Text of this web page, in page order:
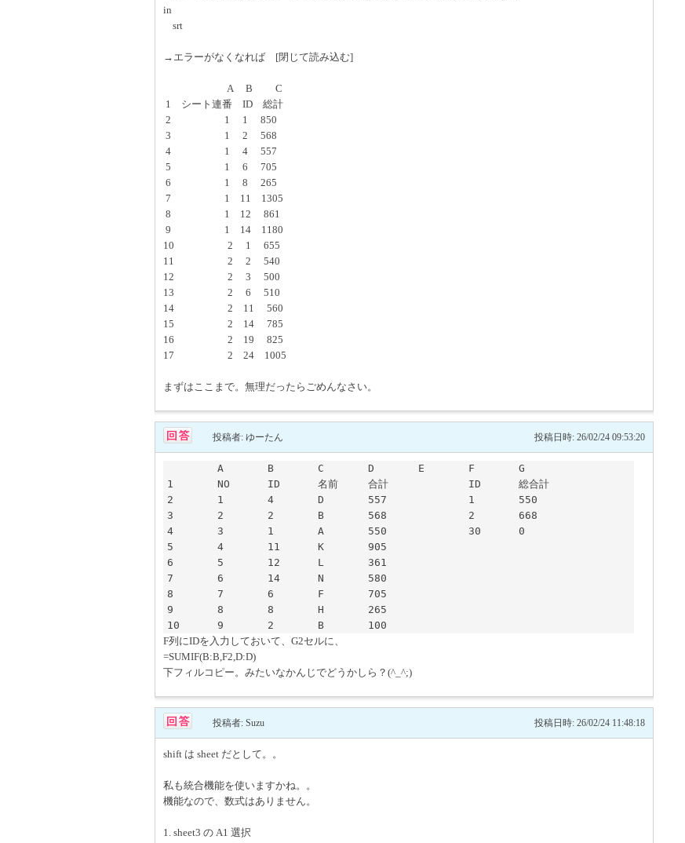
in
srt
→エラーがなくなれば [閉じて読み込む]
A B C
1 シート連番 ID 総計
2 1 1 850
3 1 2 568
4 1 4 557
5 1 6 705
6 1 8 265
7 1 11 1305
8 1 12 861
9 1 14 1180
10 2 1 655
11 2 2 540
12 2 3 500
13 2 6 510
14 2 11 560
15 2 14 785
16 2 19 825
17 2 24 1005
まずはここまで。無理だったらごめんなさい。
投稿日時: 26/02/24 09:53:20
投稿者: ゆーたん
1	NO	ID	名前	合計		ID	総合計
2	1	4	D	557		1	550
3	2	2	B	568		2	668
4	3	1	A	550		30	0
5	4	11	K	905
6	5	12	L	361
7	6	14	N	580
8	7	6	F	705
9	8	8	H	265
F列にIDを入力しておいて、G2セルに、
=SUMIF(B:B,F2,D:D)
下フィルコピー。みたいなかんじでどうかしら？(^_^;)
投稿日時: 26/02/24 11:48:18
投稿者: Suzu
shift は sheet だとして。。
私も統合機能を使いますかね。。
機能なので、数式はありません。
1. sheet3 の A1 選択